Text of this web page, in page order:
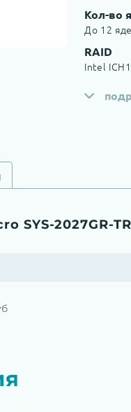
Кол-во
До 12
RAID
Intel
SYS-2027GR-